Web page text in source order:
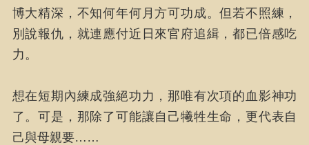
博大精深，不知何年何月方可功成。但若不照練，
別說報仇，就連應付近日來官府追緝，都已倍感吃
力。
想在短期內練成強絕功力，那唯有次項的血影神功
了。可是，那除了可能讓自己犧牲生命，更代表自
己與母親要……